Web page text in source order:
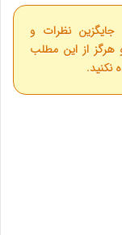
نظرات و
از این مطلب
نکنید.